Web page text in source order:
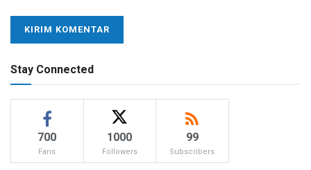
Stay Connected
700
Fans
1000
Followers
99
Subscribers